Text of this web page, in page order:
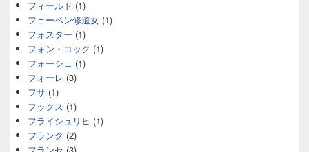
フィールド (1)
フェーベン修道女 (1)
フォスター (1)
フォン・コック (1)
フォーシェ (1)
フォーレ (3)
フサ (1)
フックス (1)
フライシュリヒ (1)
フランク (2)
フランセ (3)